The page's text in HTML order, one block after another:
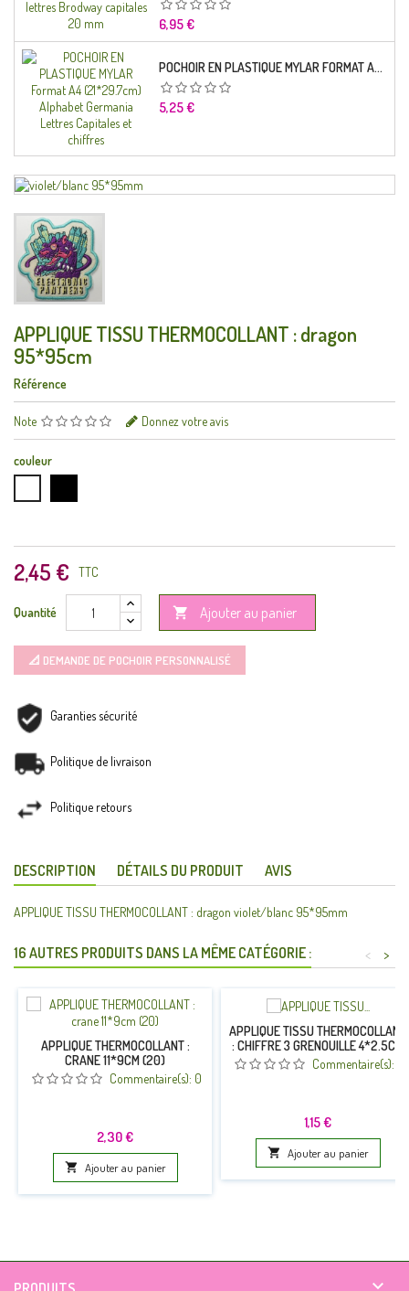
Prix
6,95 €
POCHOIR EN PLASTIQUE MYLAR FORMAT A4 (21*29.7CM) ALPHABET GERMANICA LETTRES CAPITALES ET CHIFFRES
Prix
5,25 €
APPLIQUE TISSU THERMOCOLLANT : dragon
95*95cm
Référence
Note Donnez votre avis
couleur
2,45 € TTC
Quantité  Ajouter au panier
📐 DEMANDE DE POCHOIR PERSONNALISÉ
Garanties sécurité
Politique de livraison
Politique retours
DESCRIPTION DÉTAILS DU PRODUIT AVIS
APPLIQUE TISSU THERMOCOLLANT : dragon violet/blanc 95*95mm
16 AUTRES PRODUITS DANS LA MÊME CATÉGORIE : >
<
APPLIQUE THERMOCOLLANT :
CRANE 11*9CM (20)
Commentaire(s): 0
Prix
2,30 €
 Ajouter au panier
APPLIQUE TISSU THERMOCOLLANT
: CHIFFRE 3 GRENOUILLE 4*2.5CM
Commentaire(s):
Prix
1,15 €
 Ajouter au panier
